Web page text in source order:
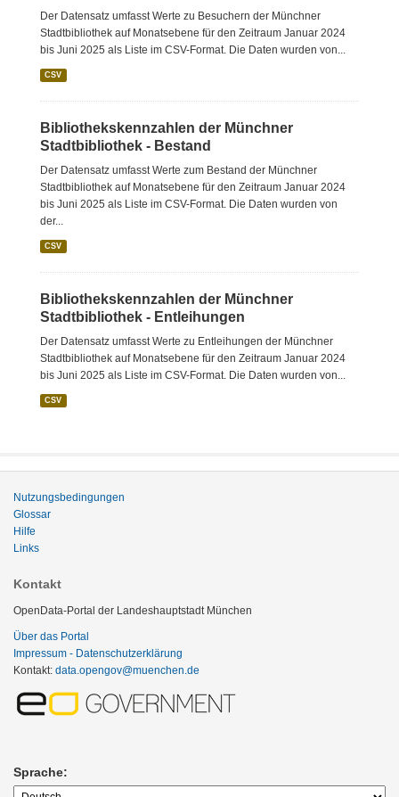
Der Datensatz umfasst Werte zu Besuchern der Münchner
Stadtbibliothek auf Monatsebene für den Zeitraum Januar 2024
bis Juni 2025 als Liste im CSV-Format. Die Daten wurden von...
CSV
Bibliothekskennzahlen der Münchner
Stadtbibliothek - Bestand
Der Datensatz umfasst Werte zum Bestand der Münchner
Stadtbibliothek auf Monatsebene für den Zeitraum Januar 2024
bis Juni 2025 als Liste im CSV-Format. Die Daten wurden von
der...
CSV
Bibliothekskennzahlen der Münchner
Stadtbibliothek - Entleihungen
Der Datensatz umfasst Werte zu Entleihungen der Münchner
Stadtbibliothek auf Monatsebene für den Zeitraum Januar 2024
bis Juni 2025 als Liste im CSV-Format. Die Daten wurden von...
CSV
Nutzungsbedingungen
Glossar
Hilfe
Links
Kontakt
OpenData-Portal der Landeshauptstadt München
Über das Portal
Impressum - Datenschutzerklärung
Kontakt: data.opengov@muenchen.de
Sprache